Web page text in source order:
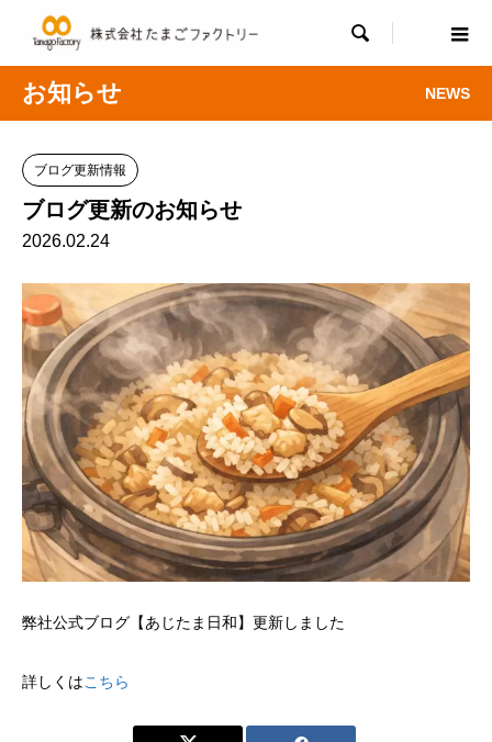

お知らせ NEWS
ブログ更新情報
ブログ更新のお知らせ
2026.02.24
弊社公式ブログ【あじたま日和】更新しました
詳しくはこちら